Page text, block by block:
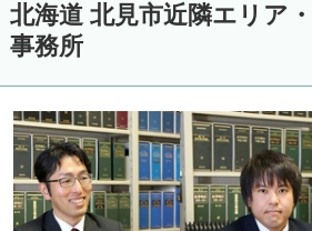
雨竜郡幌加内町 増毛郡増毛町 留萌郡
枝幸郡中頓別町 枝幸郡枝幸町 礼文郡
網走郡津別町 網走郡大空町 斜里郡斜
常呂郡置戸町 常呂郡佐呂間町 紋別郡
北海道 北見市近隣エリア
事務所